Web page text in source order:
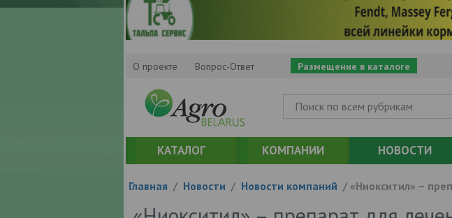
О проекте Вопрос-Ответ Размещение в каталоге
КАТАЛОГ КОМПАНИИ НОВОСТИ
Главная / Новости / Новости компаний / «Ниокситил» –